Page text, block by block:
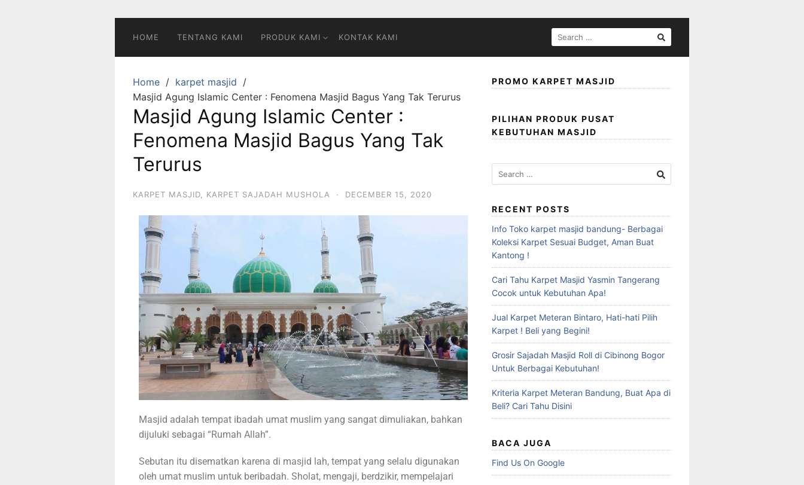
HOME TENTANG KAMI PRODUK KAMI KONTAK KAMI
Home
karpet masjid
Masjid Agung Islamic Center : Fenomena Masjid Bagus Yang Tak Terurus
Masjid Agung Islamic Center :
Fenomena Masjid Bagus Yang Tak
Terurus
KARPET MASJID KARPET SAJADAH MUSHOLA · DECEMBER 15, 2020
Masjid adalah tempat ibadah umat muslim yang sangat dimuliakan, bahkan
dijuluki sebagai “Rumah Allah”.
Sebutan itu disematkan karena di masjid lah, tempat yang selalu digunakan
oleh umat muslim untuk beribadah. Sholat, mengaji, berdzikir, mempelajari
PROMO KARPET MASJID
PILIHAN PRODUK PUSAT
KEBUTUHAN MASJID
RECENT POSTS
Info Toko karpet masjid bandung- Berbagai
Koleksi Karpet Sesuai Budget, Aman Buat
Kantong !
Cari Tahu Karpet Masjid Yasmin Tangerang
Cocok untuk Kebutuhan Apa!
Jual Karpet Meteran Bintaro, Hati-hati Pilih
Karpet ! Beli yang Begini!
Grosir Sajadah Masjid Roll di Cibinong Bogor
Untuk Berbagai Kebutuhan!
Kriteria Karpet Meteran Bandung, Buat Apa di
Beli? Cari Tahu Disini
BACA JUGA
Find Us On Google